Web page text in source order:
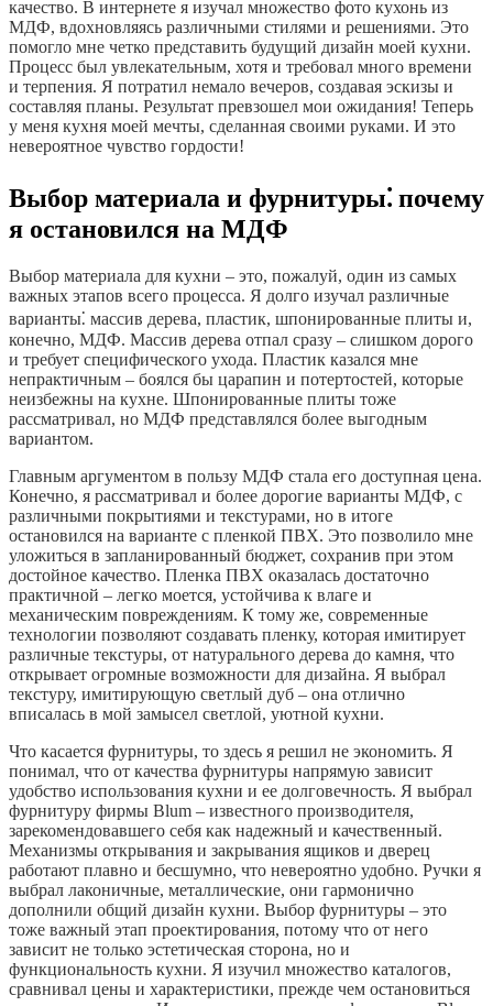
качество. В интернете я изучал множество фото кухонь из
МДФ, вдохновляясь различными стилями и решениями. Это
помогло мне четко представить будущий дизайн моей кухни.
Процесс был увлекательным, хотя и требовал много времени
и терпения. Я потратил немало вечеров, создавая эскизы и
составляя планы. Результат превзошел мои ожидания! Теперь
у меня кухня моей мечты, сделанная своими руками. И это
невероятное чувство гордости!
Выбор материала и фурнитуры⁚ почему
я остановился на МДФ
Выбор материала для кухни – это, пожалуй, один из самых
важных этапов всего процесса. Я долго изучал различные
варианты⁚ массив дерева, пластик, шпонированные плиты и,
конечно, МДФ. Массив дерева отпал сразу – слишком дорого
и требует специфического ухода. Пластик казался мне
непрактичным – боялся бы царапин и потертостей, которые
неизбежны на кухне. Шпонированные плиты тоже
рассматривал, но МДФ представлялся более выгодным
вариантом.
Главным аргументом в пользу МДФ стала его доступная цена.
Конечно, я рассматривал и более дорогие варианты МДФ, с
различными покрытиями и текстурами, но в итоге
остановился на варианте с пленкой ПВХ. Это позволило мне
уложиться в запланированный бюджет, сохранив при этом
достойное качество. Пленка ПВХ оказалась достаточно
практичной – легко моется, устойчива к влаге и
механическим повреждениям. К тому же, современные
технологии позволяют создавать пленку, которая имитирует
различные текстуры, от натурального дерева до камня, что
открывает огромные возможности для дизайна. Я выбрал
текстуру, имитирующую светлый дуб – она отлично
вписалась в мой замысел светлой, уютной кухни.
Что касается фурнитуры, то здесь я решил не экономить. Я
понимал, что от качества фурнитуры напрямую зависит
удобство использования кухни и ее долговечность. Я выбрал
фурнитуру фирмы Blum – известного производителя,
зарекомендовавшего себя как надежный и качественный.
Механизмы открывания и закрывания ящиков и дверец
работают плавно и бесшумно, что невероятно удобно. Ручки я
выбрал лаконичные, металлические, они гармонично
дополнили общий дизайн кухни. Выбор фурнитуры – это
тоже важный этап проектирования, потому что от него
зависит не только эстетическая сторона, но и
функциональность кухни. Я изучил множество каталогов,
сравнивал цены и характеристики, прежде чем остановиться